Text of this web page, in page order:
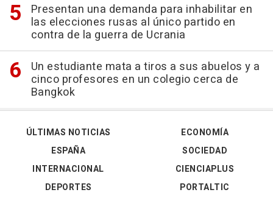
Presentan una demanda para inhabilitar en
las elecciones rusas al único partido en
contra de la guerra de Ucrania
Un estudiante mata a tiros a sus abuelos y a
cinco profesores en un colegio cerca de
Bangkok
ÚLTIMAS NOTICIAS
ESPAÑA
INTERNACIONAL
DEPORTES
ECONOMÍA
SOCIEDAD
CIENCIAPLUS
PORTALTIC